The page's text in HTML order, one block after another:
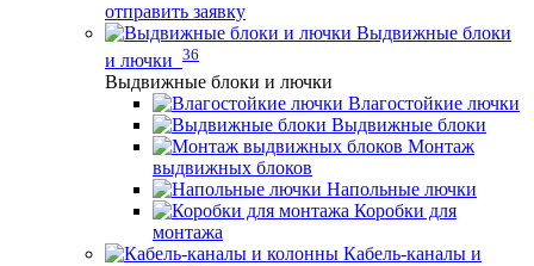
отправить заявку
Выдвижные блоки
и лючки 36
Выдвижные блоки и лючки
Влагостойкие лючки
Выдвижные блоки
Монтаж
выдвижных блоков
Напольные лючки
Коробки для
монтажа
Кабель-каналы и